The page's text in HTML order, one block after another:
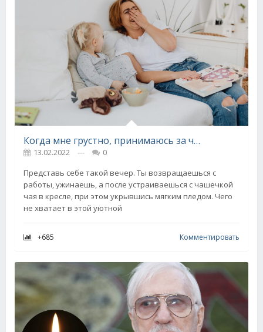
Когда мне грустно, принимаюсь за чтение, составила целый список книг, над которыми можно похохотать всласть
13.02.2022 ---
0
Представь себе такой вечер. Ты возвращаешься с
работы, ужинаешь, а после устраиваешься с чашечкой
чая в кресле, при этом укрывшись мягким пледом. Чего
не хватает в этой уютной
+685 Комментировать